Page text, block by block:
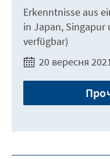
Erkenntnisse aus
in Japan, Singapur
verfügbar)
20 вересня